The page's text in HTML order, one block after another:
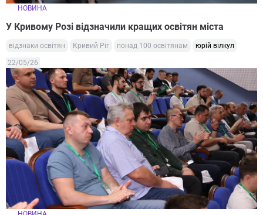
НОВИНА
У Кривому Розі відзначили кращих освітян міста
відзнаки освітян Кривий Ріг понад 100 освітянам юрій вілкул
22/05/26